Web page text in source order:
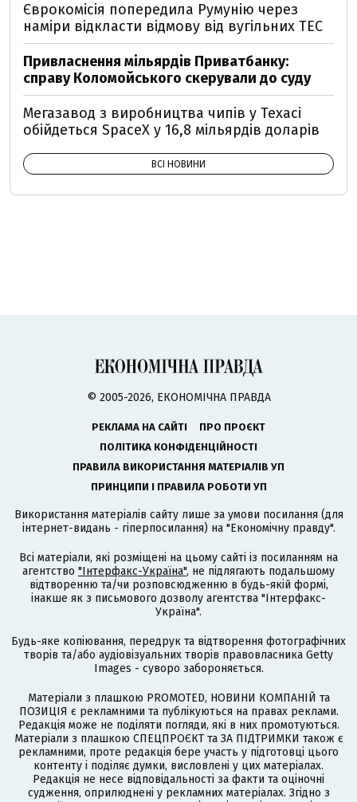
Єврокомісія попередила Румунію через
наміри відкласти відмову від вугільних ТЕС
Привласнення мільярдів Приватбанку:
справу Коломойського скерували до суду
Мегазавод з виробництва чипів у Техасі
обійдеться SpaceX у 16,8 мільярдів доларів
ВСІ НОВИНИ
© 2005-2026, ЕКОНОМІЧНА ПРАВДА
РЕКЛАМА НА САЙТІ
ПРО ПРОЄКТ
ПОЛІТИКА КОНФІДЕНЦІЙНОСТІ
ПРАВИЛА ВИКОРИСТАННЯ МАТЕРІАЛІВ УП
ПРИНЦИПИ І ПРАВИЛА РОБОТИ УП
Використання матеріалів сайту лише за умови посилання (для
інтернет-видань - гіперпосилання) на "Економічну правду".
Всі матеріали, які розміщені на цьому сайті із посиланням на
агентство "Інтерфакс-Україна", не підлягають подальшому
відтворенню та/чи розповсюдженню в будь-якій формі,
інакше як з письмового дозволу агентства "Інтерфакс-
Україна".
Будь-яке копіювання, передрук та відтворення фотографічних
творів та/або аудіовізуальних творів правовласника Getty
Images - суворо забороняється.
Матеріали з плашкою PROMOTED, НОВИНИ КОМПАНІЙ та
ПОЗИЦІЯ є рекламними та публікуються на правах реклами.
Редакція може не поділяти погляди, які в них промотуються.
Матеріали з плашкою СПЕЦПРОЄКТ та ЗА ПІДТРИМКИ також є
рекламними, проте редакція бере участь у підготовці цього
контенту і поділяє думки, висловлені у цих матеріалах.
Редакція не несе відповідальності за факти та оціночні
судження, оприлюднені у рекламних матеріалах. Згідно з